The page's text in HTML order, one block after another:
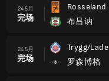
24 5月
完场
Rosseland
布吕讷
24 5月
完场
Trygg/Lade
罗森博格